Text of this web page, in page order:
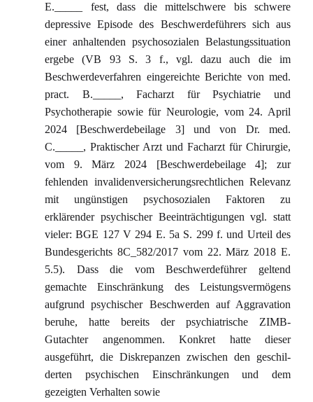
E._____ fest, dass die mittelschwere bis schwere
depressive Episode des Beschwerdeführers sich aus
einer anhaltenden psychosozialen Belastungssituation
ergebe (VB 93 S. 3 f., vgl. dazu auch die im
Beschwerdeverfahren eingereichte Berichte von med.
pract. B._____, Facharzt für Psychiatrie und
Psychotherapie sowie für Neurologie, vom 24. April
2024 [Beschwerdebeilage 3] und von Dr. med.
C._____, Praktischer Arzt und Facharzt für Chirurgie,
vom 9. März 2024 [Beschwerdebeilage 4]; zur
fehlenden invalidenversicherungsrechtlichen Relevanz
mit ungünstigen psychosozialen Faktoren zu
erklärender psychischer Beeinträchtigungen vgl. statt
vieler: BGE 127 V 294 E. 5a S. 299 f. und Urteil des
Bundesgerichts 8C_582/2017 vom 22. März 2018 E.
5.5). Dass die vom Beschwerdeführer geltend
gemachte Einschränkung des Leistungsvermögens
aufgrund psychischer Beschwerden auf Aggravation
beruhe, hatte bereits der psychiatrische ZIMB-
Gutachter angenommen. Konkret hatte dieser
ausgeführt, die Diskrepanzen zwischen den geschil-
derten psychischen Einschränkungen und dem
gezeigten Verhalten sowie